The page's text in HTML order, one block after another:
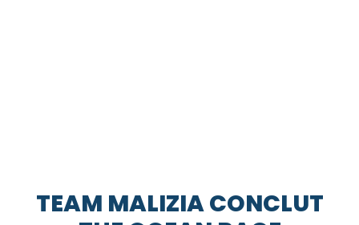
TEAM MALIZIA CONCLUT